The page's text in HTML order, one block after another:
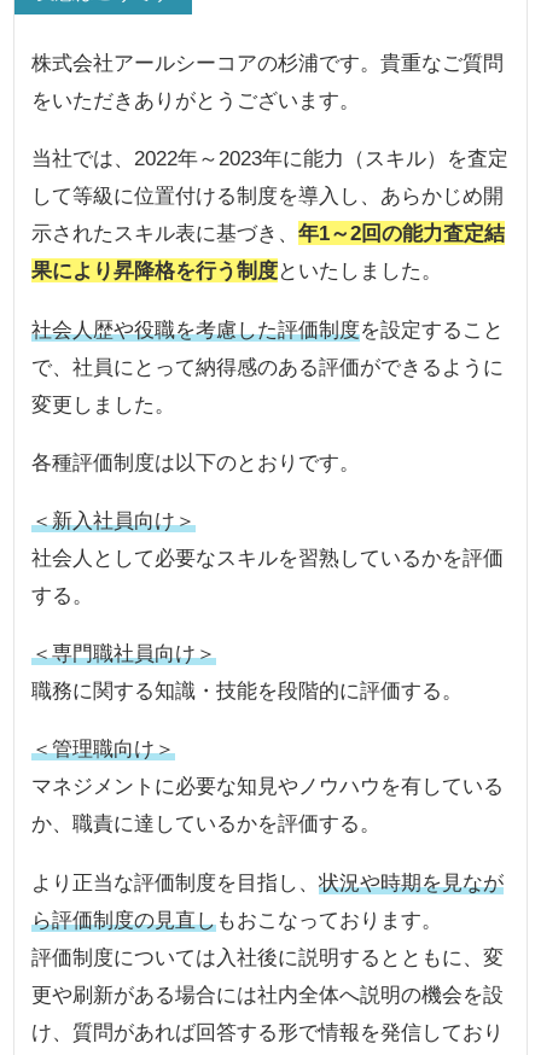
株式会社アールシーコアの杉浦です。貴重なご質問
をいただきありがとうございます。
当社では、2022年～2023年に能力（スキル）を査定
して等級に位置付ける制度を導入し、あらかじめ開
示されたスキル表に基づき、年1～2回の能力査定結
果により昇降格を行う制度といたしました。
社会人歴や役職を考慮した評価制度を設定すること
で、社員にとって納得感のある評価ができるように
変更しました。
各種評価制度は以下のとおりです。
＜新入社員向け＞
社会人として必要なスキルを習熟しているかを評価
する。
＜専門職社員向け＞
職務に関する知識・技能を段階的に評価する。
＜管理職向け＞
マネジメントに必要な知見やノウハウを有している
か、職責に達しているかを評価する。
より正当な評価制度を目指し、状況や時期を見なが
ら評価制度の見直しもおこなっております。
評価制度については入社後に説明するとともに、変
更や刷新がある場合には社内全体へ説明の機会を設
け、質問があれば回答する形で情報を発信しており